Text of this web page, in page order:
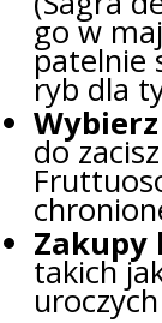
go w
patelnie
ryb dla
do
Zakupy
takich